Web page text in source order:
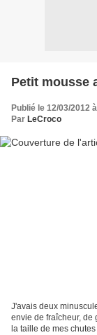
Petit mousse
Publié le 12/03/2012
Par LeCroco
J'avais deux
envie de fraîcheur, de
la taille de mes